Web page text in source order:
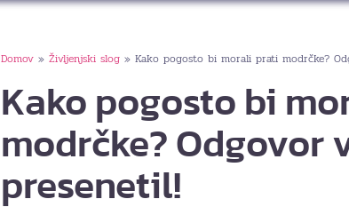
Domov » Življenjski slog » Kako pogosto bi morali prati modrčke?
Kako pogosto bi
modrčke? Odgovor
presenetil!